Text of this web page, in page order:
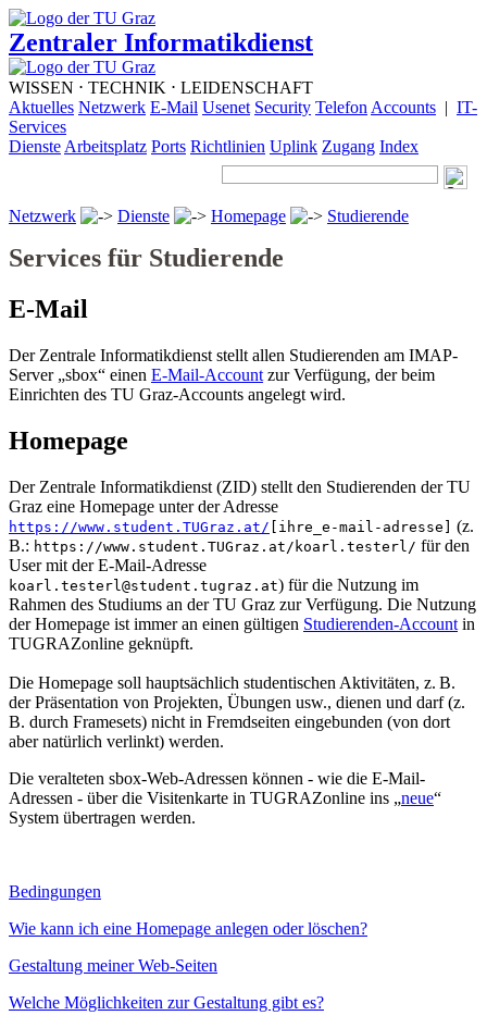
Zentraler Informatikdienst
WISSEN ⋅ TECHNIK ⋅ LEIDENSCHAFT
Aktuelles Netzwerk E-Mail Usenet Security Telefon Accounts | IT-
Services
Dienste Arbeitsplatz Ports Richtlinien Uplink Zugang Index
Netzwerk Dienste Homepage Studierende
Services für Studierende
E-Mail
Der Zentrale Informatikdienst stellt allen Studierenden am IMAP-
Server „sbox“ einen E-Mail-Account zur Verfügung, der beim
Einrichten des TU Graz-Accounts angelegt wird.
Homepage
Der Zentrale Informatikdienst (ZID) stellt den Studierenden der TU
Graz eine Homepage unter der Adresse
https://www.student.TUGraz.at/ [ihre_e-mail-adresse] (z.
B.: https://www.student.TUGraz.at/koarl.testerl/ für den
User mit der E-Mail-Adresse
koarl.testerl@student.tugraz.at) für die Nutzung im
Rahmen des Studiums an der TU Graz zur Verfügung. Die Nutzung
der Homepage ist immer an einen gültigen Studierenden-Account in
TUGRAZonline geknüpft.
Die Homepage soll hauptsächlich studentischen Aktivitäten, z. B.
der Präsentation von Projekten, Übungen usw., dienen und darf (z.
B. durch Framesets) nicht in Fremdseiten eingebunden (von dort
aber natürlich verlinkt) werden.
Die veralteten sbox-Web-Adressen können - wie die E-Mail-
Adressen - über die Visitenkarte in TUGRAZonline ins „neue“
System übertragen werden.
Bedingungen
Wie kann ich eine Homepage anlegen oder löschen?
Gestaltung meiner Web-Seiten
Welche Möglichkeiten zur Gestaltung gibt es?